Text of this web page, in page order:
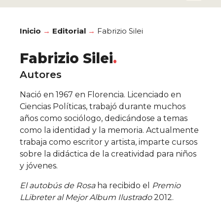
Inicio Editorial Fabrizio Silei
Fabrizio Silei
Autores
Nació en 1967 en Florencia. Licenciado en
Ciencias Políticas, trabajó durante muchos
años como sociólogo, dedicándose a temas
como la identidad y la memoria. Actualmente
trabaja como escritor y artista, imparte cursos
sobre la didáctica de la creatividad para niños
y jóvenes.
El autobús de Rosaha recibido el
Premio
LLibreter al Mejor Album Ilustrado2012.